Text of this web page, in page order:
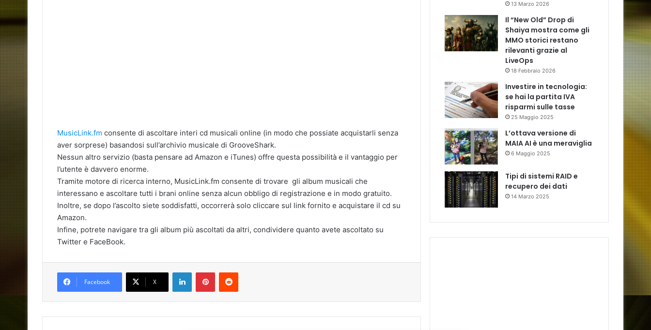
MusicLink.fm consente di ascoltare interi cd musicali online (in modo che possiate acquistarli senza
aver sorprese) basandosi sull’archivio musicale di GrooveShark.
Nessun altro servizio (basta pensare ad Amazon e iTunes) offre questa possibilità e il vantaggio per
l’utente è davvero enorme.
Tramite motore di ricerca interno, MusicLink.fm consente di trovare gli album musicali che
interessano e ascoltare tutti i brani online senza alcun obbligo di registrazione e in modo gratuito.
Inoltre, se dopo l’ascolto siete soddisfatti, occorrerà solo cliccare sul link fornito e acquistare il cd su
Amazon.
Infine, potrete navigare tra gli album più ascoltati da altri, condividere quanto avete ascoltato su
Twitter e FaceBook.
Facebook X
LinkedInPinterestReddit
13 Marzo 2026
Il “New Old” Drop di
Shaiya mostra come gli
MMO storici restano
rilevanti grazie al
LiveOps
18 Febbraio 2026
Investire in tecnologia:
se hai la partita IVA
risparmi sulle tasse
25 Maggio 2025
L’ottava versione di
MAIA AI è una meraviglia
6 Maggio 2025
Tipi di sistemi RAID e
recupero dei dati
14 Marzo 2025